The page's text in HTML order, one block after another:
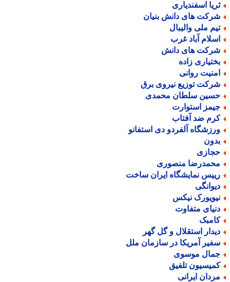
اسفندیاری
های دانش بنیان
ملی والیبال
آباد غرب
های دانش
زاده
روانی
توزیع نیروی برق
سلطان محمدی
استوارت
ضد آفتاب
آلفردو دی استفانو
منصوری
نمایشگاه ایران ساخت
نیکس
متفاوت
استقلال و گل گهر
آمریکا در سازمان ملل
موسوی
تلفیق
ایرانی